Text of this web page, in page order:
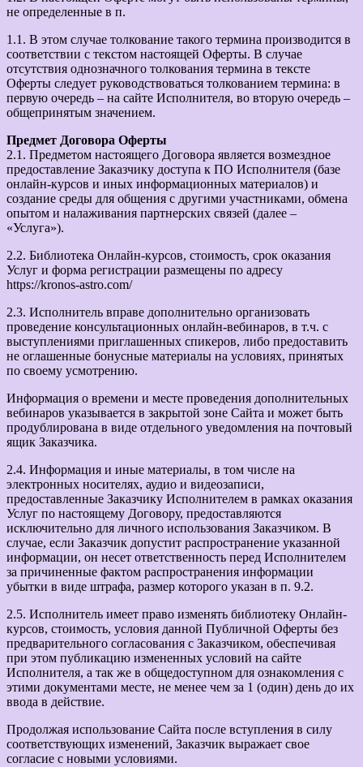
не определенные в п.
1.1. В этом случае толкование такого термина производится в
соответствии с текстом настоящей Оферты. В случае
отсутствия однозначного толкования термина в тексте
Оферты следует руководствоваться толкованием термина: в
первую очередь – на сайте Исполнителя, во вторую очередь –
общепринятым значением.
Предмет Договора Оферты
2.1. Предметом настоящего Договора является возмездное
предоставление Заказчику доступа к ПО Исполнителя (базе
онлайн-курсов и иных информационных материалов) и
создание среды для общения с другими участниками, обмена
опытом и налаживания партнерских связей (далее –
«Услуга»).
2.2. Библиотека Онлайн-курсов, стоимость, срок оказания
Услуг и форма регистрации размещены по адресу
https://kronos-astro.com/
2.3. Исполнитель вправе дополнительно организовать
проведение консультационных онлайн-вебинаров, в т.ч. с
выступлениями приглашенных спикеров, либо предоставить
не оглашенные бонусные материалы на условиях, принятых
по своему усмотрению.
Информация о времени и месте проведения дополнительных
вебинаров указывается в закрытой зоне Сайта и может быть
продублирована в виде отдельного уведомления на почтовый
ящик Заказчика.
2.4. Информация и иные материалы, в том числе на
электронных носителях, аудио и видеозаписи,
предоставленные Заказчику Исполнителем в рамках оказания
Услуг по настоящему Договору, предоставляются
исключительно для личного использования Заказчиком. В
случае, если Заказчик допустит распространение указанной
информации, он несет ответственность перед Исполнителем
за причиненные фактом распространения информации
убытки в виде штрафа, размер которого указан в п. 9.2.
2.5. Исполнитель имеет право изменять библиотеку Онлайн-
курсов, стоимость, условия данной Публичной Оферты без
предварительного согласования с Заказчиком, обеспечивая
при этом публикацию измененных условий на сайте
Исполнителя, а так же в общедоступном для ознакомления с
этими документами месте, не менее чем за 1 (один) день до их
ввода в действие.
Продолжая использование Сайта после вступления в силу
соответствующих изменений, Заказчик выражает свое
согласие с новыми условиями.